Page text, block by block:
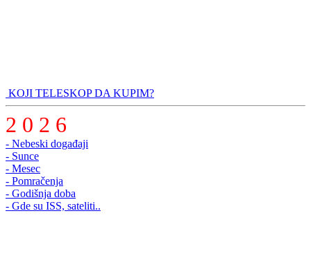
KOJI TELESKOP DA KUPIM?
2 0 2 6
- Nebeski događaji
- Sunce
- Mesec
- Pomračenja
- Godišnja doba
- Gde su ISS, sateliti..